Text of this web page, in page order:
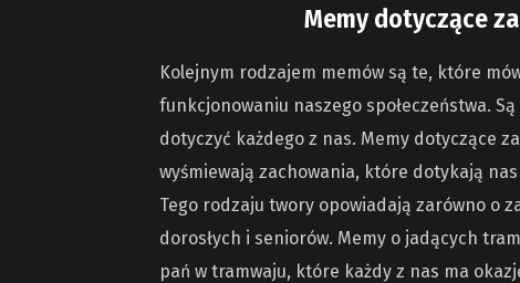
Memy dotyczące
Kolejnym rodzajem memów są te, które
funkcjonowaniu naszego społeczeństwa.
dotyczyć każdego z nas. Memy dotyczące
wyśmiewają zachowania, które dotykają
Tego rodzaju twory opowiadają zarówno o
dorosłych i seniorów. Memy o jadących
pań w tramwaju, które każdy z nas ma